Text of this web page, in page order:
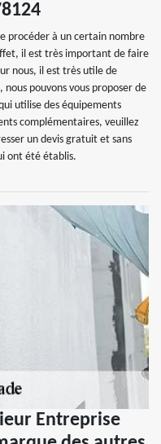
procéder à un certain nombre
il est très important de faire
nous, il est très utile de
pouvons vous proposer de
utilise des équipements
complémentaires, veuillez
un devis gratuit et sans
ont été établis.
Entreprise